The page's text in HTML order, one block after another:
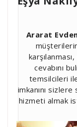
Ararat
cevabını
temsilcileri
imkanını
hizmeti almak